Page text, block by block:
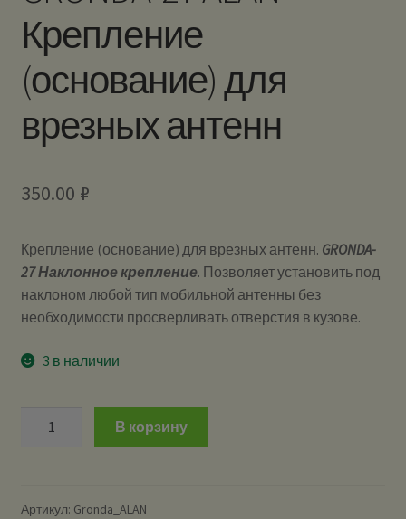
Крепление
(основание) для
врезных антенн
350.00 ₽
Крепление (основание) для врезных антенн. GRONDA-
27 Наклонное крепление. Позволяет установить под
наклоном любой тип мобильной антенны без
необходимости просверливать отверстия в кузове.
3 в наличии
—
В корзину
Артикул: Gronda_ALAN